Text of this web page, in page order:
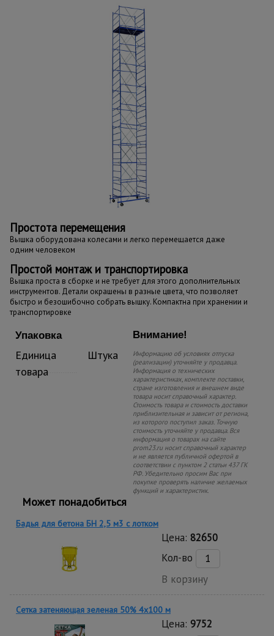
Простота перемещения
Вышка оборудована колесами и легко перемещается даже
одним человеком
Простой монтаж и транспортировка
Вышка проста в сборке и не требует для этого дополнительных
инструментов. Детали окрашены в разные цвета, что позволяет
быстро и безошибочно собрать вышку. Компактна при хранении и
транспортировке
Упаковка
Единица
товара
Штука
Внимание!
Информацию об условиях отпуска
(реализации) уточняйте у продавца.
Информация о технических
характеристиках, комплекте поставки,
стране изготовления и внешнем виде
товара носит справочный характер.
Стоимость товара и стоимость доставки
приблизительная и зависит от региона,
из которого поступил заказ. Точную
стоимость уточняйте у продавца. Вся
информация о товарах на сайте
prom23.ru носит справочный характер
и не является публичной офертой в
соответствии с пунктом 2 статьи 437 ГК
РФ. Убедительно просим Вас при
покупке проверять наличие желаемых
функций и характеристик.
Может понадобиться
Бадья для бетона БН 2,5 м3 с лотком
Цена: 82650
Кол-во
В корзину
Сетка затеняющая зеленая 50% 4х100 м
Цена: 9752